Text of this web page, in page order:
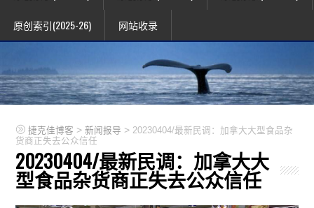
原创索引(2025-26) 网站收录
捷克佳博客 >新闻报导 > 20230404/最新民调：加拿大大型食品杂
货商正失去公众信任
20230404/最新民调：加拿大大
型食品杂货商正失去公众信任